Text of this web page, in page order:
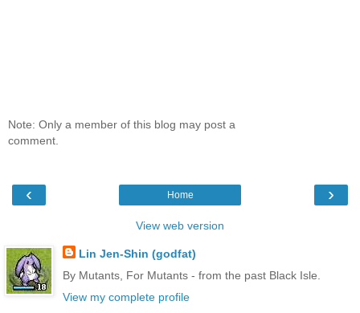
Note: Only a member of this blog may post a
comment.
‹ ›
Home
View web version
Lin Jen-Shin (godfat)
By Mutants, For Mutants - from the past Black Isle.
View my complete profile